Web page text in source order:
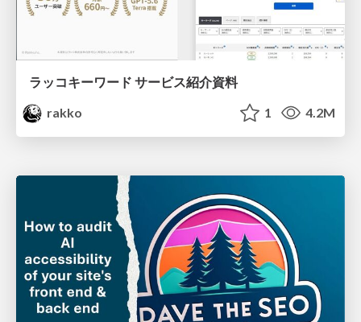
ラッコキーワード サービス紹介資料
rakko
1 4.2M